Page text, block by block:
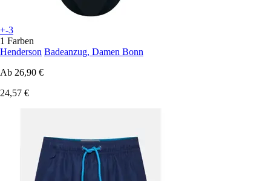
+-3
1 Farben
Henderson Badeanzug, Damen Bonn
Ab 26,90 €
24,57 €